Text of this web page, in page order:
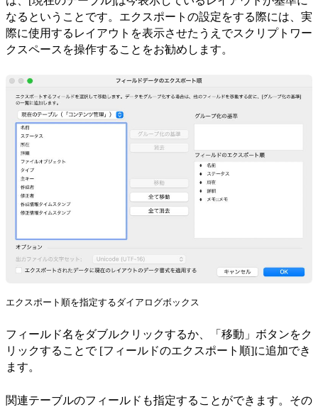
なるということです。エクスポートの設定をする際には、実
際に使用するレイアウトを表示させたうえでスクリプトワー
クスペースを操作することをお勧めします。
エクスポート順を指定するダイアログボックス
フィールド名をダブルクリックするか、「移動」ボタンをク
リックすることで [フィールドのエクスポート順]に追加でき
ます。
関連テーブルのフィールドも指定することができます。その